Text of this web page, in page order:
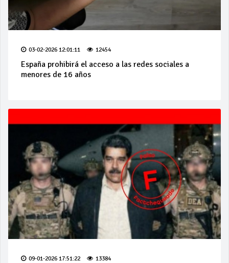
03-02-2026 12:01:11 12454
España prohibirá el acceso a las redes sociales a
menores de 16 años
09-01-2026 17:51:22 13384